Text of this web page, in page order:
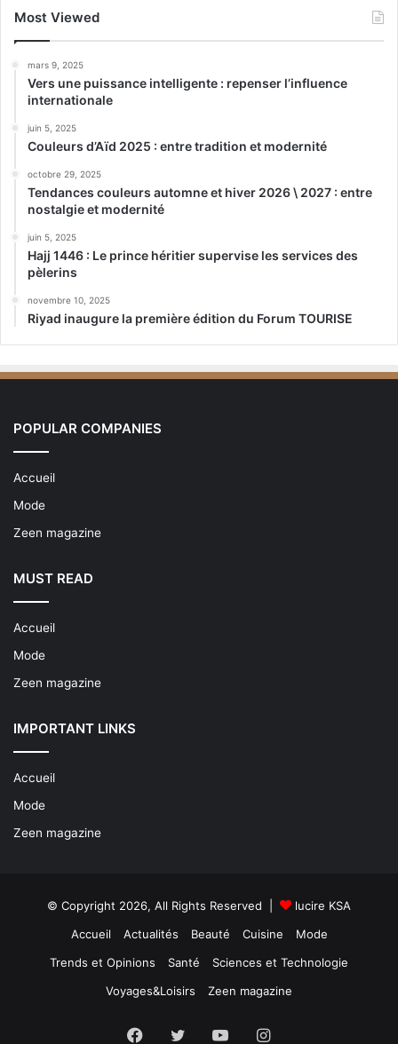
Most Viewed
mars 9, 2025
Vers une puissance intelligente : repenser l’influence
internationale
juin 5, 2025
Couleurs d’Aïd 2025 : entre tradition et modernité
octobre 29, 2025
Tendances couleurs automne et hiver 2026 \ 2027 : entre
nostalgie et modernité
juin 5, 2025
Hajj 1446 : Le prince héritier supervise les services des
pèlerins
novembre 10, 2025
Riyad inaugure la première édition du Forum TOURISE
POPULAR COMPANIES
Accueil
Mode
Zeen magazine
MUST READ
Accueil
Mode
Zeen magazine
IMPORTANT LINKS
Accueil
Mode
Zeen magazine
© Copyright 2026, All Rights Reserved |
lucire KSA
Accueil
Actualités Beauté Cuisine
Mode
Trends et Opinions
Santé
Sciences et Technologie
Voyages&Loisirs
Zeen magazine
Facebook YouTubeInstagram